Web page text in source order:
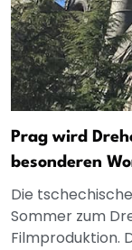
Prag wird
besonderen
Die
Sommer zum
Filmproduktion.